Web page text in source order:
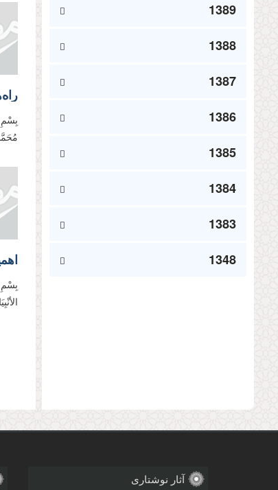
1389
1388
1387
1386
1385
1384
1383
1348
بِسْمِ
بِسْمِ
آثار نوشتاری